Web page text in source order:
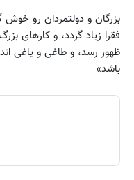
بزرگان و دولتمردان رو خوش
فقرا زیاد گردد، و کارهای
ظهور رسد، و طاغی و یاغی
باشد»